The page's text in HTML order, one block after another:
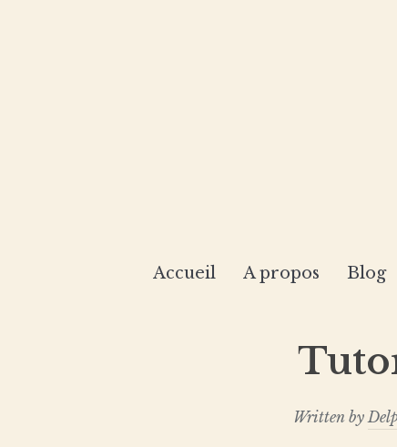
Accueil A propos Blog
Written by